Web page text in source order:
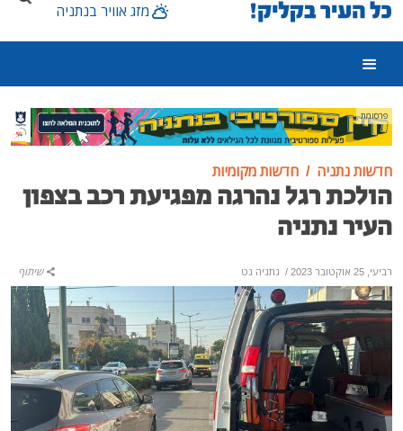
מזג אוויר בנתניה
פרסומת
חדשות נתניה חדשות מקומיות
הולכת רגל נהרגה מפגיעת רכב בצפון
העיר נתניה
רביעי, 25 אוקטובר 2023 / נתניה נט שיתוף